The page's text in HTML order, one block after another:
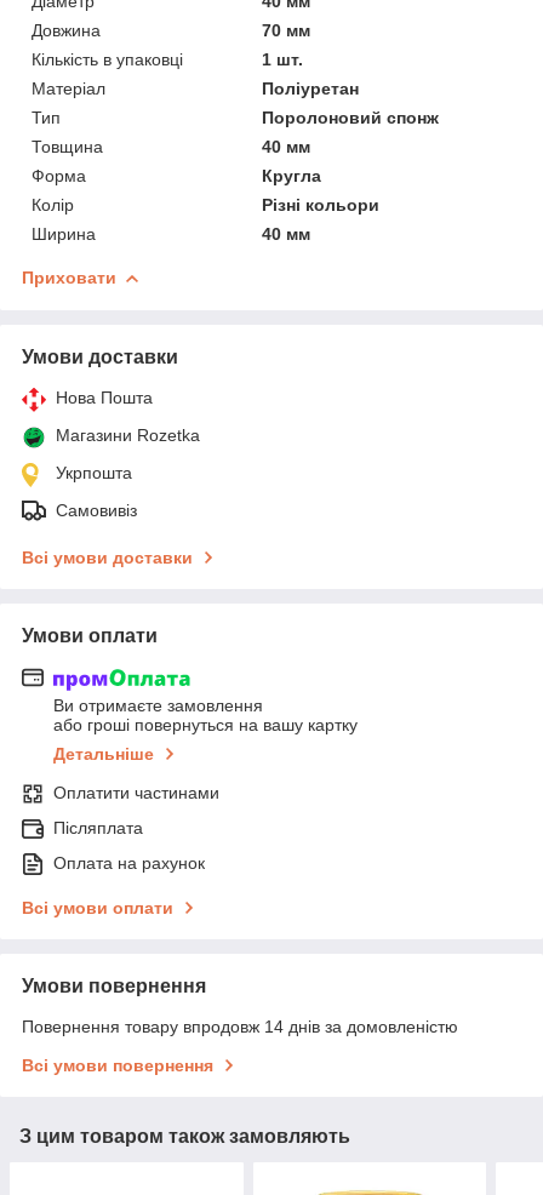
Довжина
70 мм
Кількість в упаковці
1 шт.
Матеріал
Поліуретан
Тип
Поролоновий спонж
Товщина
40 мм
Форма
Кругла
Колір
Різні кольори
Ширина
40 мм
Приховати
Умови доставки
Нова Пошта
Магазини Rozetka
Укрпошта
Самовивіз
Всі умови доставки
Умови оплати
Ви отримаєте замовлення
або гроші повернуться на вашу картку
Детальніше
Оплатити частинами
Післяплата
Оплата на рахунок
Всі умови оплати
Умови повернення
Повернення товару впродовж 14 днів за домовленістю
Всі умови повернення
З цим товаром також замовляють